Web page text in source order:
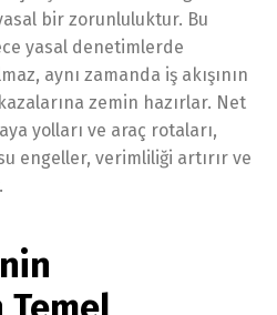
bir zorunluluktur. Bu
yasal denetimlerde
aynı zamanda iş akışının
zemin hazırlar. Net
yolları ve araç rotaları,
engeller, verimliliği artırır ve